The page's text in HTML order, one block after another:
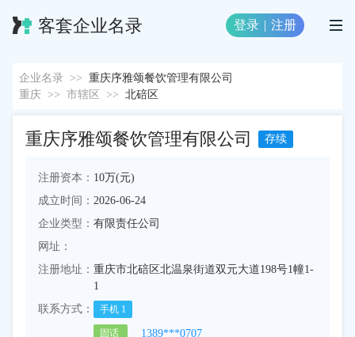
客套企业名录 登录 | 注册
企业名录 >> 重庆序雅颂餐饮管理有限公司
重庆 >> 市辖区 >> 北碚区
重庆序雅颂餐饮管理有限公司 存续
注册资本： 10万(元)
成立时间： 2026-06-24
企业类型： 有限责任公司
网址：
注册地址： 重庆市北碚区北温泉街道双元大道198号1幢1-
1
联系方式：
手机 1
固话
1389***0707